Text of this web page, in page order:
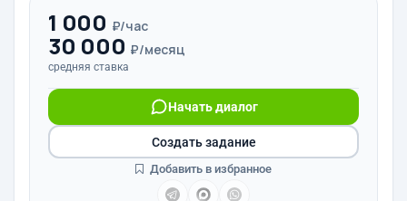
1 000 ₽/час
30 000 ₽/месяц
средняя ставка
Начать диалог
Создать задание
Добавить в избранное